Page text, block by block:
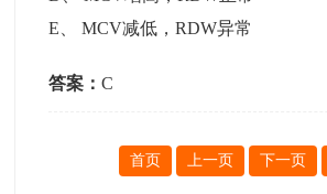
E 、MCV减低，RDW异常
答案：C
首页 上一页 下一页